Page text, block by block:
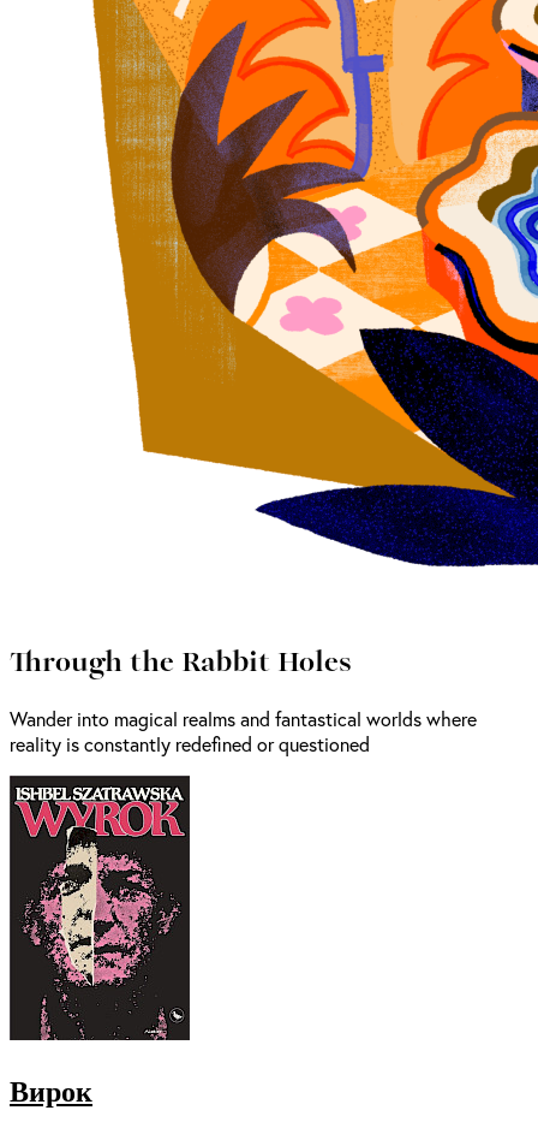
Through the Rabbit Holes
Wander into magical realms and fantastical worlds where
reality is constantly redefined or questioned
Вирок